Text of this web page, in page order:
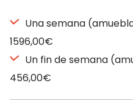
Una semana
1596,00€
Un fin de semana
456,00€